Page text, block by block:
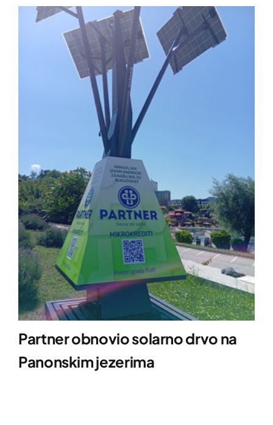
Partner obnovio solarno drvo na
Panonskim jezerima